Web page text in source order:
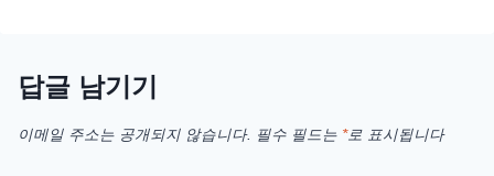
답글 남기기
이메일 주소는 공개되지 않습니다. 필수 필드는 *로 표시됩니다